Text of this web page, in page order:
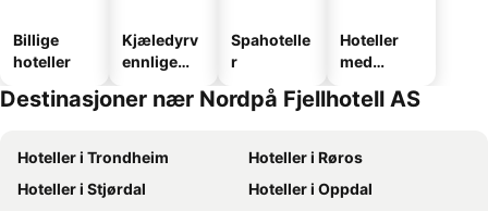
Billige
hoteller
Kjæledyrv
ennlige
Spahotelle
r
Hoteller
med
Destinasjoner nær Nordpå Fjellhotell AS
Hoteller i Trondheim
Hoteller i Røros
Hoteller i Stjørdal
Hoteller i Oppdal